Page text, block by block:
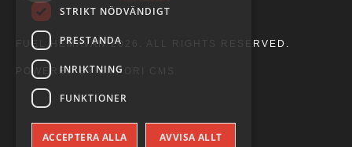
FUEL HEMAVAN 2026. ALL RIGHTS RESERVED.
POWERED BY EMPORI CMS
STRIKT NÖDVÄNDIGT
PRESTANDA
INRIKTNING
FUNKTIONER
ACCEPTERA ALLA AVVISA ALLT